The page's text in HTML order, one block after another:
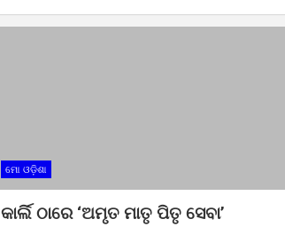
ମୋ ଓଡ଼ିଶା
କାର୍ଲି ଠାରେ ‘ଅମୃତ ମାତୃ ପିତୃ ସେବା’